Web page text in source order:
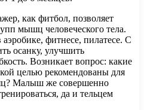
как фитбол, позволяет
мышц человеческого тела.
фитнесе, пилатесе. С
осанку, улучшить
Возникает вопрос: какие
целью рекомендованы для
Малыш же совершенно
да и тельцем